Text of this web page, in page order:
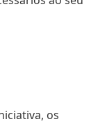
os